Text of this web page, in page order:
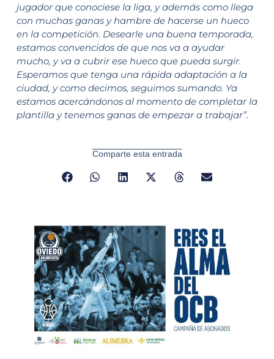
jugador que conociese la liga, y además como llega
con muchas ganas y hambre de hacerse un hueco
en la competición. Desearle una buena temporada,
estamos convencidos de que nos va a ayudar
mucho, y va a cubrir ese hueco que pueda surgir.
Esperamos que tenga una rápida adaptación a la
ciudad, y como decimos, seguimos sumando. Ya
estamos acercándonos al momento de completar la
plantilla y tenemos ganas de empezar a trabajar”.
Comparte esta entrada